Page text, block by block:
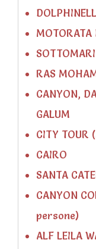
MOTORATA
RAS
CANYON,
GALUM
CITY TOUR
CAIRO
SANTA
CANYON
persone)
ALF LEILA